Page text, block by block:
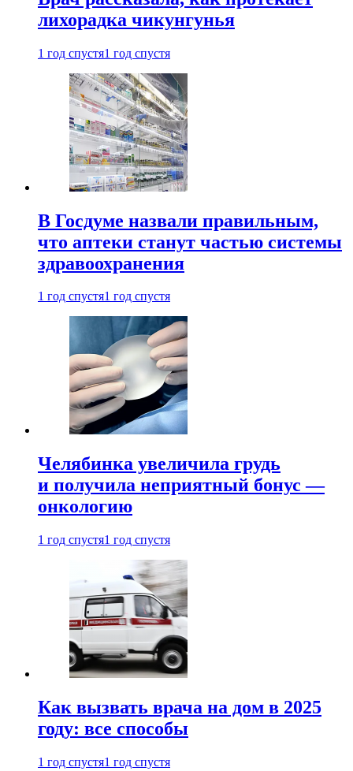
лихорадка чикунгунья
1 год спустя1 год спустя
В Госдуме назвали правильным,
что аптеки станут частью системы
здравоохранения
1 год спустя1 год спустя
Челябинка увеличила грудь
и получила неприятный бонус —
онкологию
1 год спустя1 год спустя
Как вызвать врача на дом в 2025
году: все способы
1 год спустя1 год спустя